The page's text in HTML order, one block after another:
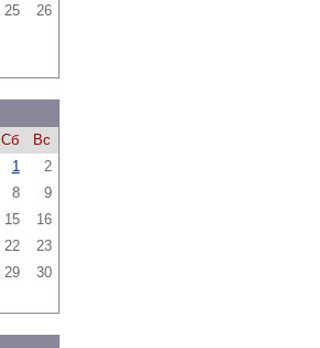
25
26
Сб
Вс
1
2
8
9
15
16
22
23
29 30